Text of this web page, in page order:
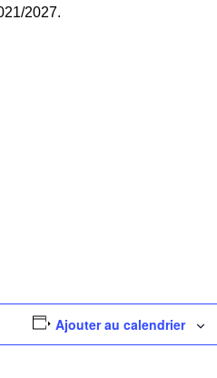
2027.
Ajouter au calendrier